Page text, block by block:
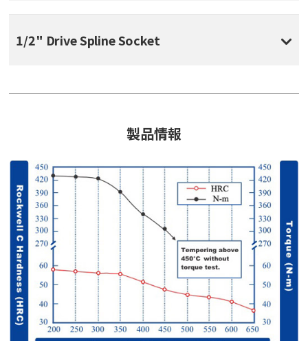
1/2" Drive Spline Socket
製品情報